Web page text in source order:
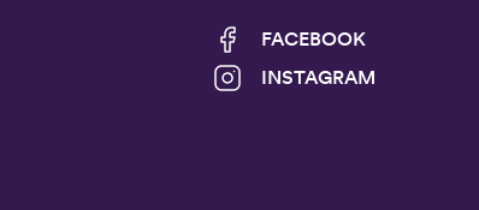
FACEBOOK
INSTAGRAM